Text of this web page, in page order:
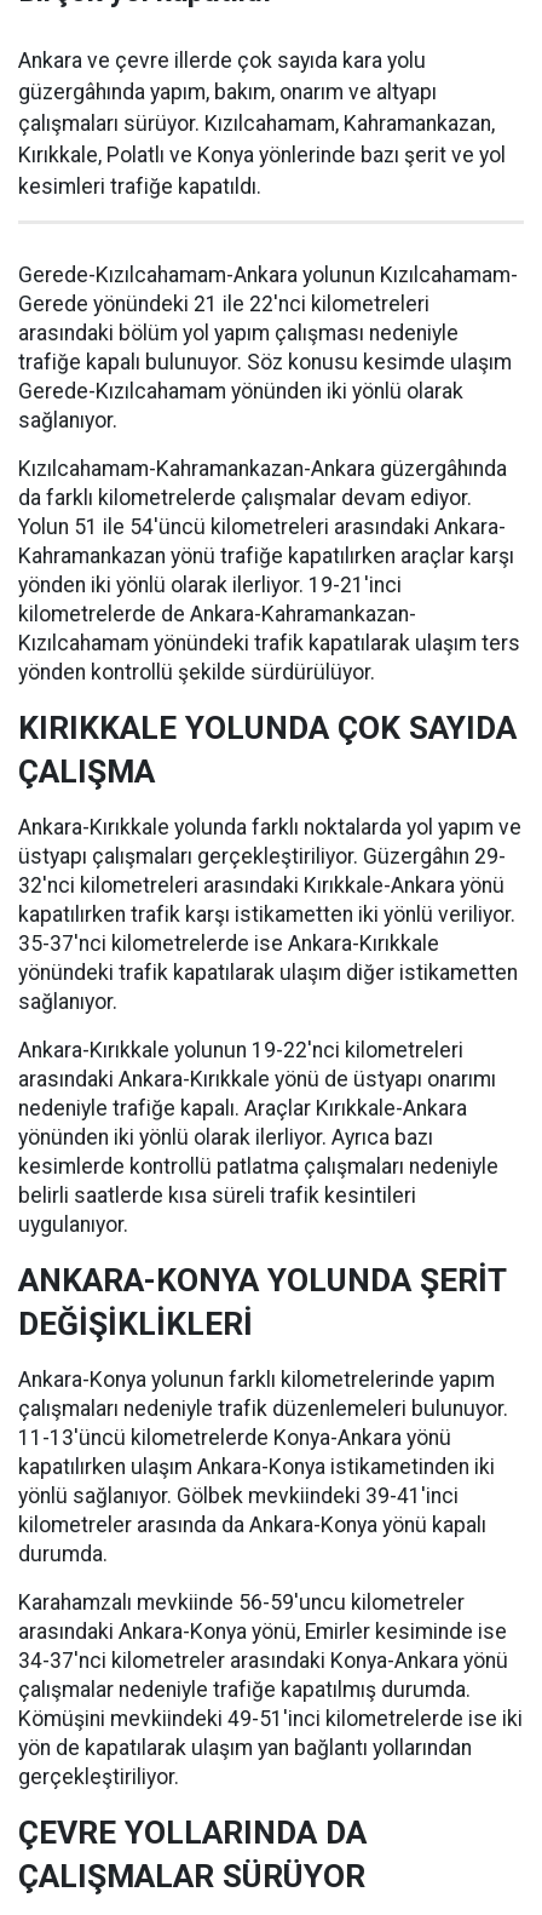
Ankara ve çevre illerde çok sayıda kara yolu
güzergâhında yapım, bakım, onarım ve altyapı
çalışmaları sürüyor. Kızılcahamam, Kahramankazan,
Kırıkkale, Polatlı ve Konya yönlerinde bazı şerit ve yol
kesimleri trafiğe kapatıldı.
Gerede-Kızılcahamam-Ankara yolunun Kızılcahamam-
Gerede yönündeki 21 ile 22'nci kilometreleri
arasındaki bölüm yol yapım çalışması nedeniyle
trafiğe kapalı bulunuyor. Söz konusu kesimde ulaşım
Gerede-Kızılcahamam yönünden iki yönlü olarak
sağlanıyor.
Kızılcahamam-Kahramankazan-Ankara güzergâhında
da farklı kilometrelerde çalışmalar devam ediyor.
Yolun 51 ile 54'üncü kilometreleri arasındaki Ankara-
Kahramankazan yönü trafiğe kapatılırken araçlar karşı
yönden iki yönlü olarak ilerliyor. 19-21'inci
kilometrelerde de Ankara-Kahramankazan-
Kızılcahamam yönündeki trafik kapatılarak ulaşım ters
yönden kontrollü şekilde sürdürülüyor.
KIRIKKALE YOLUNDA ÇOK SAYIDA
ÇALIŞMA
Ankara-Kırıkkale yolunda farklı noktalarda yol yapım ve
üstyapı çalışmaları gerçekleştiriliyor. Güzergâhın 29-
32'nci kilometreleri arasındaki Kırıkkale-Ankara yönü
kapatılırken trafik karşı istikametten iki yönlü veriliyor.
35-37'nci kilometrelerde ise Ankara-Kırıkkale
yönündeki trafik kapatılarak ulaşım diğer istikametten
sağlanıyor.
Ankara-Kırıkkale yolunun 19-22'nci kilometreleri
arasındaki Ankara-Kırıkkale yönü de üstyapı onarımı
nedeniyle trafiğe kapalı. Araçlar Kırıkkale-Ankara
yönünden iki yönlü olarak ilerliyor. Ayrıca bazı
kesimlerde kontrollü patlatma çalışmaları nedeniyle
belirli saatlerde kısa süreli trafik kesintileri
uygulanıyor.
ANKARA-KONYA YOLUNDA ŞERİT
DEĞİŞİKLİKLERİ
Ankara-Konya yolunun farklı kilometrelerinde yapım
çalışmaları nedeniyle trafik düzenlemeleri bulunuyor.
11-13'üncü kilometrelerde Konya-Ankara yönü
kapatılırken ulaşım Ankara-Konya istikametinden iki
yönlü sağlanıyor. Gölbek mevkiindeki 39-41'inci
kilometreler arasında da Ankara-Konya yönü kapalı
durumda.
Karahamzalı mevkiinde 56-59'uncu kilometreler
arasındaki Ankara-Konya yönü, Emirler kesiminde ise
34-37'nci kilometreler arasındaki Konya-Ankara yönü
çalışmalar nedeniyle trafiğe kapatılmış durumda.
Kömüşini mevkiindeki 49-51'inci kilometrelerde ise iki
yön de kapatılarak ulaşım yan bağlantı yollarından
gerçekleştiriliyor.
ÇEVRE YOLLARINDA DA
ÇALIŞMALAR SÜRÜYOR